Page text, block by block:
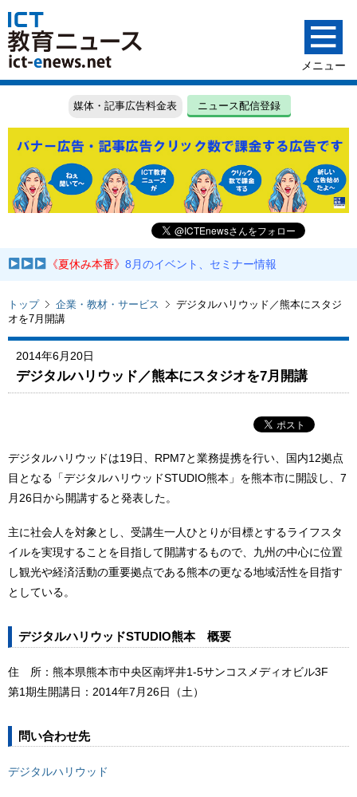
媒体・記事広告料金表 ニュース配信登録
《夏休み本番》8月のイベント、セミナー情報
トップ 企業・教材・サービス
デジタルハリウッド／熊本にスタジ
オを7月開講
2014年6月20日
デジタルハリウッド／熊本にスタジオを7月開講
デジタルハリウッドは19日、RPM7と業務提携を行い、国内12拠点
目となる「デジタルハリウッドSTUDIO熊本」を熊本市に開設し、7
月26日から開講すると発表した。
主に社会人を対象とし、受講生一人ひとりが目標とするライフスタ
イルを実現することを目指して開講するもので、九州の中心に位置
し観光や経済活動の重要拠点である熊本の更なる地域活性を目指す
としている。
デジタルハリウッドSTUDIO熊本 概要
住 所：熊本県熊本市中央区南坪井1-5サンコスメディオビル3F
第1期生開講日：2014年7月26日（土）
問い合わせ先
デジタルハリウッド